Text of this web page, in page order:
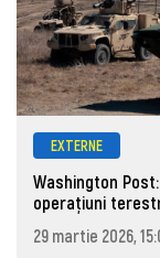
EXTERNE
Washington
operațiuni
29 martie 2026,